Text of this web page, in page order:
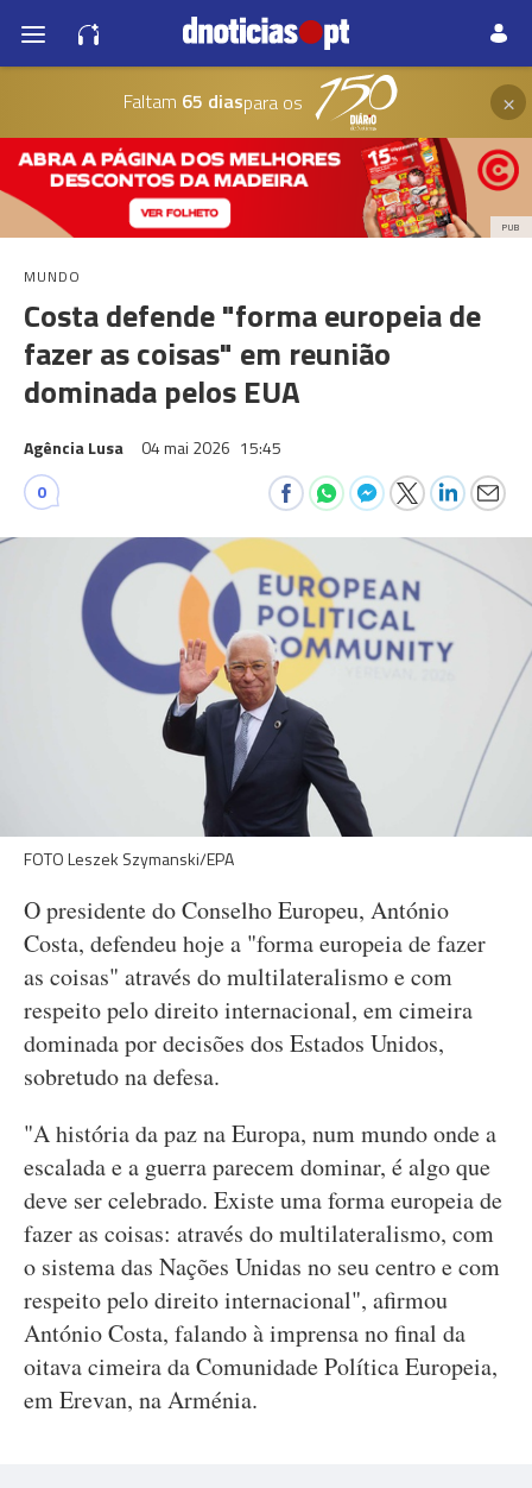
Faltam 65 diaspara os ×
PUB
MUNDO
Costa defende "forma europeia de
fazer as coisas" em reunião
dominada pelos EUA
Agência Lusa 04 mai 2026 15:45
0
FOTO Leszek Szymanski/EPA
O presidente do Conselho Europeu, António
Costa, defendeu hoje a "forma europeia de fazer
as coisas" através do multilateralismo e com
respeito pelo direito internacional, em cimeira
dominada por decisões dos Estados Unidos,
sobretudo na defesa.
"A história da paz na Europa, num mundo onde a
escalada e a guerra parecem dominar, é algo que
deve ser celebrado. Existe uma forma europeia de
fazer as coisas: através do multilateralismo, com
o sistema das Nações Unidas no seu centro e com
respeito pelo direito internacional", afirmou
António Costa, falando à imprensa no final da
oitava cimeira da Comunidade Política Europeia,
em Erevan, na Arménia.